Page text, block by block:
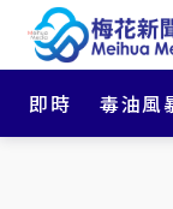
即時 毒油風